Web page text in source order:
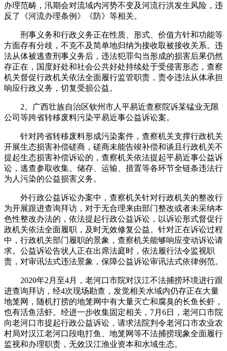
办理范畴，汛期会对流域内河势不变及河流行洪发生风险，违
反了《河流办理条例》《防》等相关。
刑事义务和行政义务正在性质、形式、价值方针和功能等
方面存有分歧，不克不及简单地归纳为接收取被接收关系。违
法从体被逃查刑事义务后，违法犯罪勾当形成的损害后果仍然
存正在，国度好处和社会公共好处持续处于受侵害形态，查察
机关督促行政机关依法全面履行监管职责，责令违法从体承担
响应行政义务，切复受损公益。
2。广西壮族自治区钦州市人平易近查察院诉某锰业无限
公司等跨省转移废料污染平易近事公益诉讼案。
针对跨省转移废料形成污染案件，查察机关支撑行政机关
开展生态损害补偿磋商，磋商未能告竣补偿和谈且行政机关不
提起生态损害补偿诉讼的，查察机关依法提起平易近事公益诉
讼，逃查参取收集、储存、运输、措置等各环节全链条违法行
为人污染的公益损害义务。
外行政公益诉讼办案中，查察机关针对行政机关的整改行
为开展跟进查询拜访，对于无合理来由部门整改或者未采纳本
色性整改办法的，依法提起行政公益诉讼，以诉讼形式督促行
政机关依法全面履职，及时无效修复公益。针对正在诉讼过程
中，行政机关部门履职的景象，查察机关能够响应变动诉讼请
求。公益诉讼告状人正在出席法庭时，依法履行法令监视职
责，对审讯法式违法景象，保障公益诉讼审讯法式依律例范。
2020年2月至4月，老河口市院对汉江不法捕捞环境进行跟
进查询拜访，经4次现场勘查，发觉相关水域内仍存正在大量
地笼网，随机打捞的地笼网中有大量灭亡和腐臭的长鱼长虾，
也有活鱼活虾。经进一步收集固定相关，7月6日，老河口市院
向老河口市提起行政公益诉讼，请求法院判令老河口市农业农
村局对汉江老河口段电打鱼、地笼网等不法捕捞现象全面履行
监视和办理职责，无效汉江渔业资本和水域生态。